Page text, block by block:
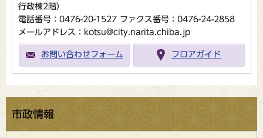
行政棟2階）
電話番号：0476-20-1527 ファクス番号：0476-24-2858
メールアドレス：kotsu@city.narita.chiba.jp
お問い合わせフォーム フロアガイド
市政情報